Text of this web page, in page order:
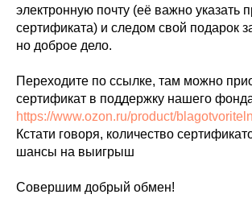
электронную почту (её важно указать
сертификата) и следом свой подарок
но доброе дело.
Переходите по ссылке, там можно
сертификат в поддержку нашего
https://www.ozon.ru/product/
Кстати говоря, количество
шансы на выигрыш
Совершим добрый обмен!